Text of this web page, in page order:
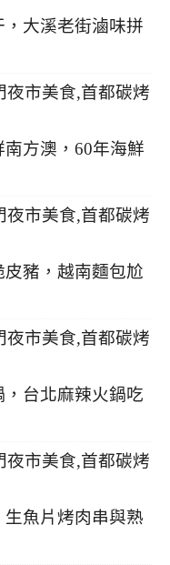
，大溪老街滷味拼
南方澳，60年海鮮
皮豬，越南麵包尬
，台北麻辣火鍋吃
魚片烤肉串與熟